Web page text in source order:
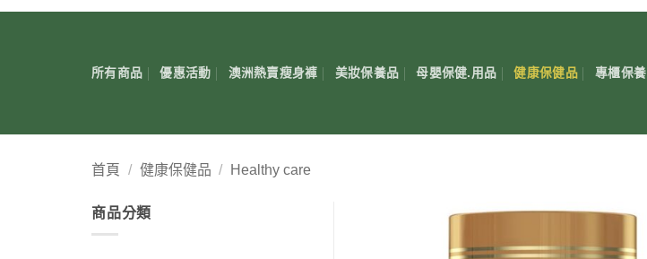
鍵
所有商品 優惠活動 澳洲熱賣瘦身褲 美妝保養品 母嬰保健.用品 健康保健品 專櫃保養
首頁 / 健康保健品 / Healthy care
商品分類